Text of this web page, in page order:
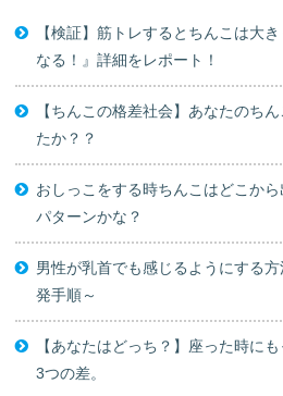
【検証】筋トレするとちんこは大
なる！』詳細をレポート！
【ちんこの格差社会】あなたのち
たか？？
おしっこをする時ちんこはどこか
パターンかな？
男性が乳首でも感じるようにする
発手順～
【あなたはどっち？】座った時に
3つの差。